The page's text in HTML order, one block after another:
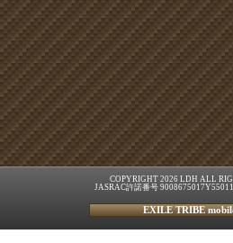
COPYRIGHT 2026 LDH ALL
JASRAC許諾番号
EXILE TRIBE